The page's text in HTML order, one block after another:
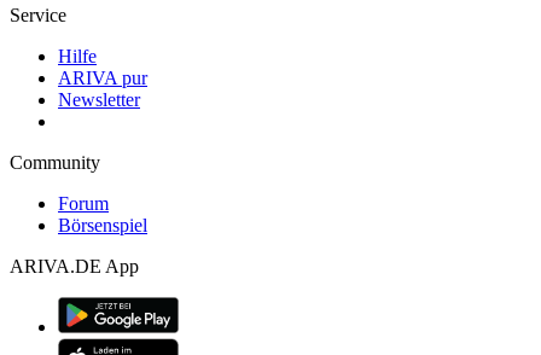
Service
Hilfe
ARIVA pur
Newsletter
Community
Forum
Börsenspiel
ARIVA.DE App